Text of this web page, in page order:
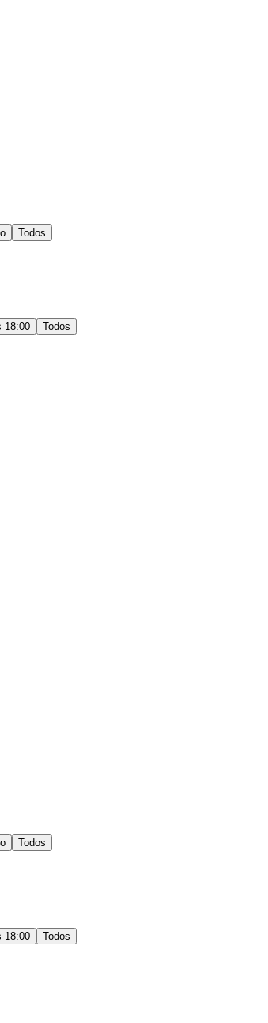
Todos
18:00
Todos
Todos
18:00 Todos